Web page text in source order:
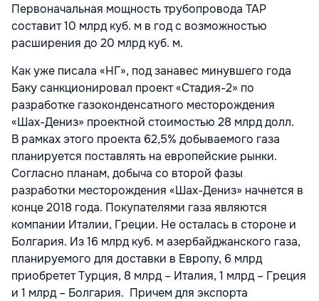
Первоначальная мощность трубопровода TAP
составит 10 млрд куб. м в год с возможностью
расширения до 20 млрд куб. м.
Как уже писала «НГ», под занавес минувшего года
Баку санкционировал проект «Стадия-2» по
разработке газоконденсатного месторождения
«Шах-Дениз» проектной стоимостью 28 млрд долл.
В рамках этого проекта 62,5% добываемого газа
планируется поставлять на европейские рынки.
Согласно планам, добыча со второй фазы
разработки месторождения «Шах-Дениз» начнется в
конце 2018 года. Покупателями газа являются
компании Италии, Греции. Не осталась в стороне и
Болгария. Из 16 млрд куб. м азербайджанского газа,
планируемого для доставки в Европу, 6 млрд
приобретет Турция, 8 млрд – Италия, 1 млрд – Греция
и 1 млрд – Болгария. Причем для экспорта